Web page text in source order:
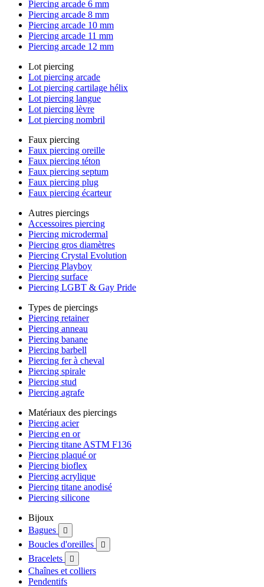
Piercing arcade 6 mm
Piercing arcade 8 mm
Piercing arcade 10 mm
Piercing arcade 11 mm
Piercing arcade 12 mm
Lot piercing
Lot piercing arcade
Lot piercing cartilage hélix
Lot piercing langue
Lot piercing lèvre
Lot piercing nombril
Faux piercing
Faux piercing oreille
Faux piercing téton
Faux piercing septum
Faux piercing plug
Faux piercing écarteur
Autres piercings
Accessoires piercing
Piercing microdermal
Piercing gros diamètres
Piercing Crystal Evolution
Piercing Playboy
Piercing surface
Piercing LGBT & Gay Pride
Types de piercings
Piercing retainer
Piercing anneau
Piercing banane
Piercing barbell
Piercing fer à cheval
Piercing spirale
Piercing stud
Piercing agrafe
Matériaux des piercings
Piercing acier
Piercing en or
Piercing titane ASTM F136
Piercing plaqué or
Piercing bioflex
Piercing acrylique
Piercing titane anodisé
Piercing silicone
Bijoux
Bagues

Boucles d'oreilles 
Bracelets 
Chaînes et colliers
Pendentifs